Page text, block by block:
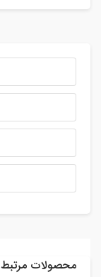
محصولات مرتبط